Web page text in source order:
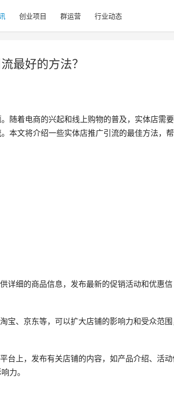
创业项目 群运营 行业动态
最好的方法？
随着电商的兴起和线上购物的普及，实体店需
本文将介绍一些实体店推广引流的最佳方法，
详细的商品信息，发布最新的促销活动和优惠信
、京东等，可以扩大店铺的影响力和受众范围
台上，发布有关店铺的内容，如产品介绍、活
力。